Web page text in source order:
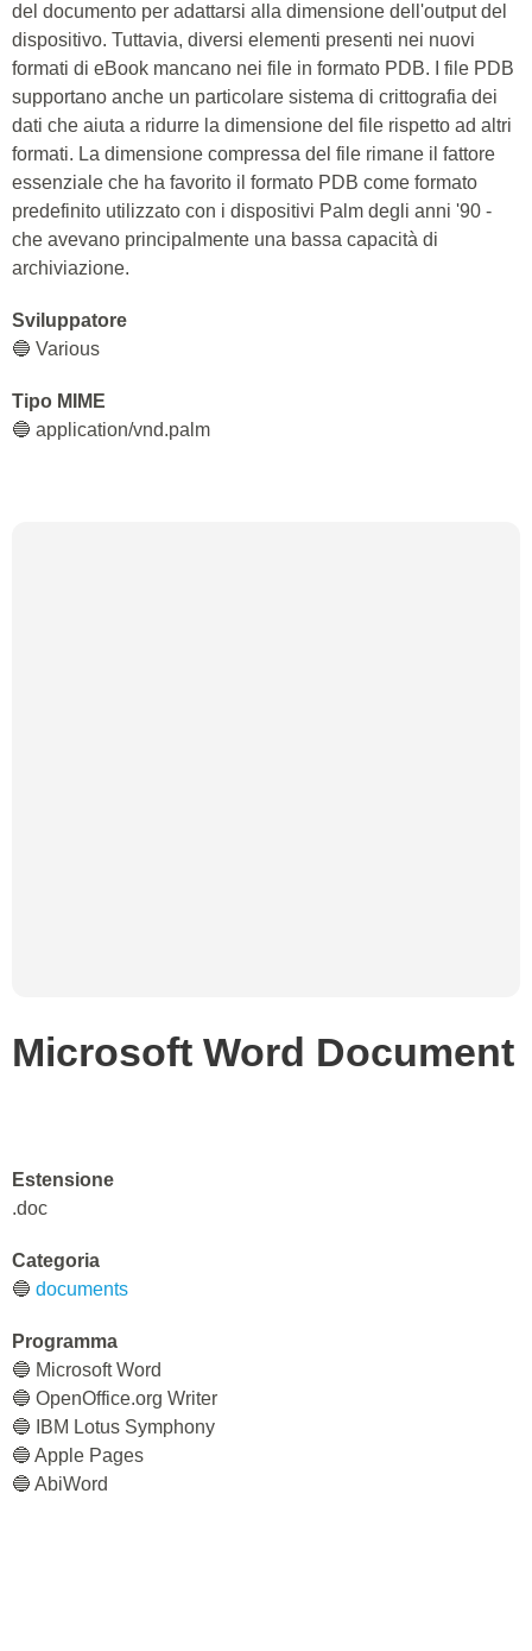
del documento per adattarsi alla dimensione dell'output del
dispositivo. Tuttavia, diversi elementi presenti nei nuovi
formati di eBook mancano nei file in formato PDB. I file PDB
supportano anche un particolare sistema di crittografia dei
dati che aiuta a ridurre la dimensione del file rispetto ad altri
formati. La dimensione compressa del file rimane il fattore
essenziale che ha favorito il formato PDB come formato
predefinito utilizzato con i dispositivi Palm degli anni '90 -
che avevano principalmente una bassa capacità di
archiviazione.
Sviluppatore
🔵 Various
Tipo MIME
🔵 application/vnd.palm
Microsoft Word Document
Estensione
.doc
Categoria
🔵 documents
Programma
🔵 Microsoft Word
🔵 OpenOffice.org Writer
🔵 IBM Lotus Symphony
🔵 Apple Pages
🔵 AbiWord